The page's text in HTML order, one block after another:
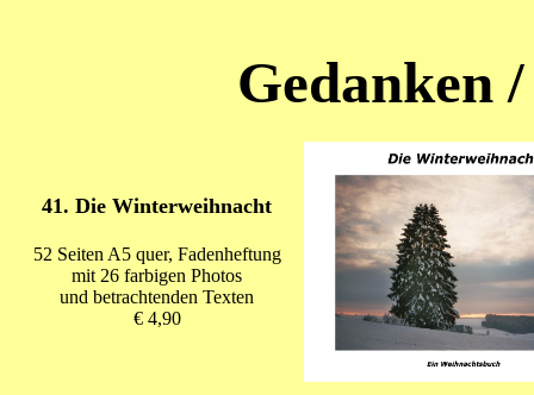
Gedanken
41. Die Winterweihnacht
52 Seiten A5 quer, Fadenheftung
mit 26 farbigen Photos
und betrachtenden Texten
€ 4,90